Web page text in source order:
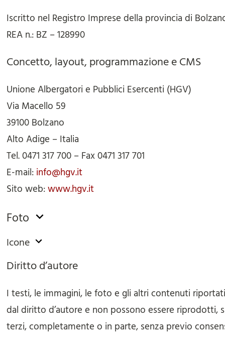
Iscritto nel Registro Imprese della provincia di
REA n.: BZ – 128990
Concetto, layout, programmazione e CMS
Unione Albergatori e Pubblici Esercenti (HGV)
Via Macello 59
39100 Bolzano
Alto Adige – Italia
Tel. 0471 317 700 – Fax 0471 317 701
E-mail: info@hgv.it
Sito web: www.hgv.it
Foto
Icone
Diritto d’autore
I testi, le immagini, le foto e gli altri contenuti
dal diritto d’autore e non possono essere riprodotti,
terzi, completamente o in parte, senza previo